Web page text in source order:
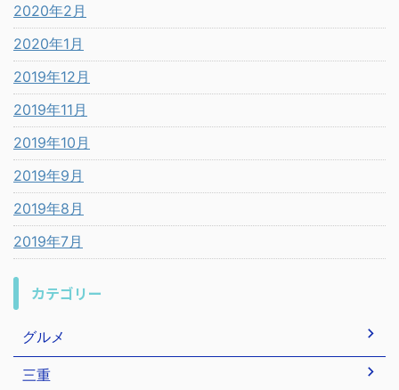
2020年2月
2020年1月
2019年12月
2019年11月
2019年10月
2019年9月
2019年8月
2019年7月
カテゴリー
グルメ
三重